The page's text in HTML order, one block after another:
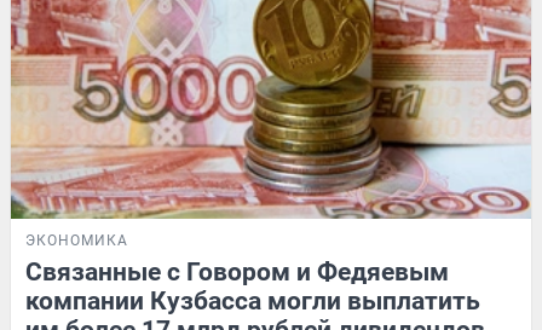
ЭКОНОМИКА
Связанные с Говором и Федяевым
компании Кузбасса могли выплатить